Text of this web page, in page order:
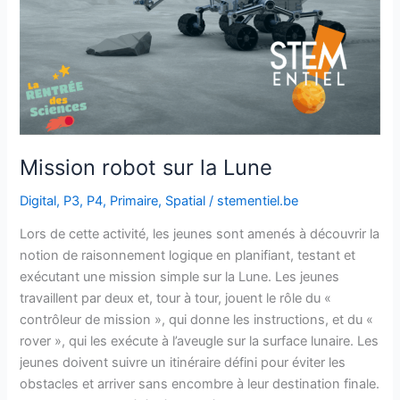
Mission robot sur la Lune
Digital, P3, P4, Primaire, Spatial / stementiel.be
Lors de cette activité, les jeunes sont amenés à découvrir la
notion de raisonnement logique en planifiant, testant et
exécutant une mission simple sur la Lune. Les jeunes
travaillent par deux et, tour à tour, jouent le rôle du «
contrôleur de mission », qui donne les instructions, et du «
rover », qui les exécute à l’aveugle sur la surface lunaire. Les
jeunes doivent suivre un itinéraire défini pour éviter les
obstacles et arriver sans encombre à leur destination finale.